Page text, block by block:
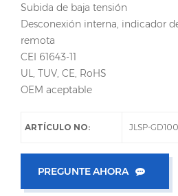
Subida de baja tensión
Desconexión interna, indicador
remota
CEI 61643-11
UL, TUV, CE, RoHS
OEM aceptable
ARTÍCULO NO: JLSP-
PREGUNTE AHORA